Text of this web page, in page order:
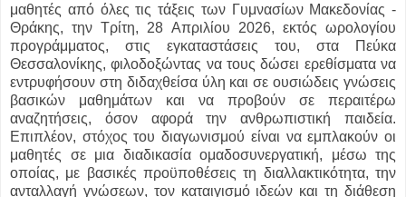
μαθητές από όλες τις τάξεις των Γυμνασίων Μακεδονίας -
Θράκης, την Τρίτη, 28 Απριλίου 2026, εκτός ωρολογίου
προγράμματος, στις εγκαταστάσεις του, στα Πεύκα
Θεσσαλονίκης, φιλοδοξώντας να τους δώσει ερεθίσματα να
εντρυφήσουν στη διδαχθείσα ύλη και σε ουσιώδεις γνώσεις
βασικών μαθημάτων και να προβούν σε περαιτέρω
αναζητήσεις, όσον αφορά την ανθρωπιστική παιδεία.
Επιπλέον, στόχος του διαγωνισμού είναι να εμπλακούν οι
μαθητές σε μια διαδικασία ομαδοσυνεργατική, μέσω της
οποίας, με βασικές προϋποθέσεις τη διαλλακτικότητα, την
ανταλλαγή γνώσεων, τον καταιγισμό ιδεών και τη διάθεση